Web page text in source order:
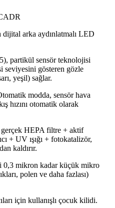
arka aydınlatmalı LED
partikül sensör teknolojisi
seviyesini gösteren gözle
yeşil) sağlar.
modda, sensör hava
hızını otomatik olarak
gerçek HEPA filtre + aktif
+ UV ışığı + fotokatalizör,
kaldırır.
0,3 mikron kadar küçük mikro
polen ve daha fazlası)
için kullanışlı çocuk kilidi.